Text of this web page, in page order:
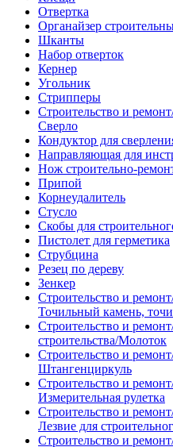
Отвертка
Органайзер
Шканты
Набор отверток
Кернер
Угольник
Стрипперы
Строительство и
Сверло
Кондуктор для
Направляющая для
Нож строительно-
Припой
Корнеудалитель
Стусло
Скобы для
Пистолет для герметика
Струбцина
Резец по дереву
Зенкер
Строительство и
Точильный камень,
Строительство и
строительства/Молоток
Строительство и
Штангенциркуль
Строительство и
Измерительная рулетка
Строительство и
Лезвие для
Строительство и